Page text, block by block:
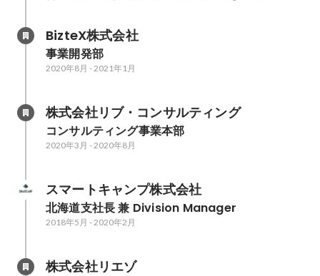
BizteX株式会社
事業開発部
2020年8月 -2021年1月
株式会社リブ・コンサルティング
コンサルティング事業本部
2020年3月 -2020年8月
スマートキャンプ株式会社
北海道支社長 兼 Division Manager
2018年5月 -2020年2月
株式会社リエゾ